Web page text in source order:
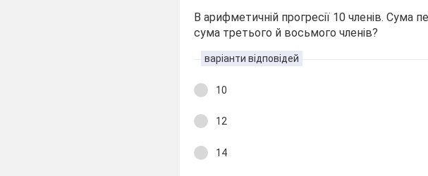
В арифметичній прогресії 10 членів. Сума
сума третього й восьмого членів?
варіанти відповідей
10
12
14